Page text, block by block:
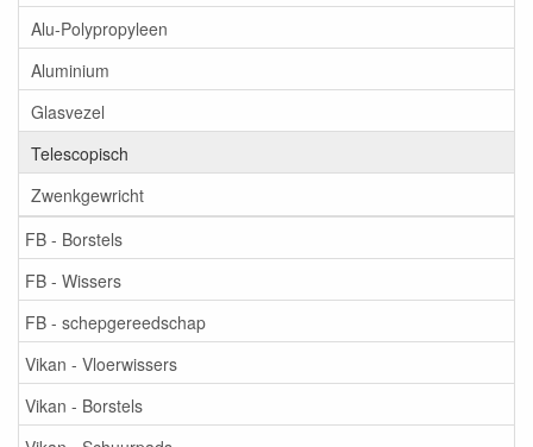
Alu-Polypropyleen
Aluminium
Glasvezel
Telescopisch
Zwenkgewricht
FB - Borstels
FB - Wissers
FB - schepgereedschap
Vikan - Vloerwissers
Vikan - Borstels